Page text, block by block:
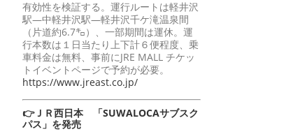
有効性を検証する。運行ルートは軽井沢
駅―中軽井沢駅―軽井沢千ケ滝温泉間
（片道約6.7㌔）、一部期間は運休。運
行本数は１日当たり上下計６便程度、乗
車料金は無料、事前にJRE MALL チケッ
トイベントページで予約が必要。
https://www.jreast.co.jp/
👉ＪＲ西日本 「SUWALOCAサブスク
パス」を発売